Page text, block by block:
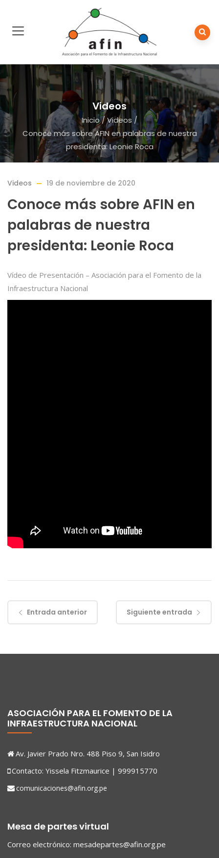
Videos
Inicio/Videos /
Conoce más sobre AFIN en palabras de nuestra
presidenta: Leonie Roca
Videos 19 de noviembre de 2020
Conoce más sobre AFIN en
palabras de nuestra
presidenta: Leonie Roca
Vídeo de Presentación – Asociación para el Fomento de la
Infraestructura Nacional
Entrada anterior Siguiente entrada
ASOCIACIÓN PARA EL FOMENTO DE LA
INFRAESTRUCTURA NACIONAL
Av. Javier Prado Nro. 488 Piso 9, San Isidro
Contacto: Yissela Fitzmaurice | 999915770
comunicaciones@afin.org.pe
Mesa de partes virtual
Correo electrónico: mesadepartes@afin.org.pe